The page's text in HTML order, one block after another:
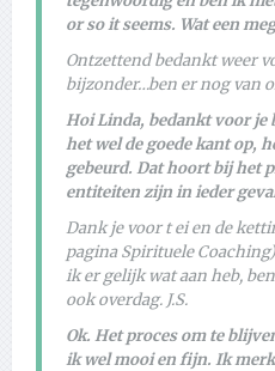
or so it seems. Wat een
Ontzettend bedankt weer
bijzonder…ben er nog van
Hoi Linda, bedankt voor je
het wel de goede kant op,
gebeurd. Dat hoort bij het
entiteiten zijn in ieder
Dank je voor t ei en de
pagina Spirituele
ik er gelijk wat aan heb,
ook overdag. J.S.
Ok. Het proces om te
ik wel mooi en fijn. Ik